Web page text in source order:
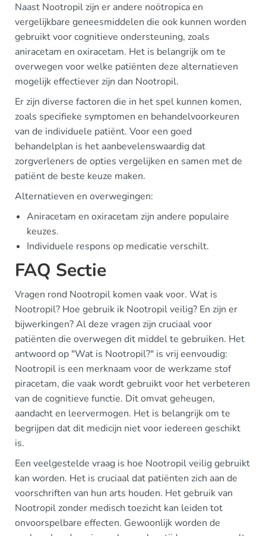
Naast Nootropil zijn er andere noötropica en
vergelijkbare geneesmiddelen die ook kunnen worden
gebruikt voor cognitieve ondersteuning, zoals
aniracetam en oxiracetam. Het is belangrijk om te
overwegen voor welke patiënten deze alternatieven
mogelijk effectiever zijn dan Nootropil.
Er zijn diverse factoren die in het spel kunnen komen,
zoals specifieke symptomen en behandelvoorkeuren
van de individuele patiënt. Voor een goed
behandelplan is het aanbevelenswaardig dat
zorgverleners de opties vergelijken en samen met de
patiënt de beste keuze maken.
Alternatieven en overwegingen:
Aniracetam en oxiracetam zijn andere populaire
keuzes.
Individuele respons op medicatie verschilt.
FAQ Sectie
Vragen rond Nootropil komen vaak voor. Wat is
Nootropil? Hoe gebruik ik Nootropil veilig? En zijn er
bijwerkingen? Al deze vragen zijn cruciaal voor
patiënten die overwegen dit middel te gebruiken. Het
antwoord op "Wat is Nootropil?" is vrij eenvoudig:
Nootropil is een merknaam voor de werkzame stof
piracetam, die vaak wordt gebruikt voor het verbeteren
van de cognitieve functie. Dit omvat geheugen,
aandacht en leervermogen. Het is belangrijk om te
begrijpen dat dit medicijn niet voor iedereen geschikt
is.
Een veelgestelde vraag is hoe Nootropil veilig gebruikt
kan worden. Het is cruciaal dat patiënten zich aan de
voorschriften van hun arts houden. Het gebruik van
Nootropil zonder medisch toezicht kan leiden tot
onvoorspelbare effecten. Gewoonlijk worden de